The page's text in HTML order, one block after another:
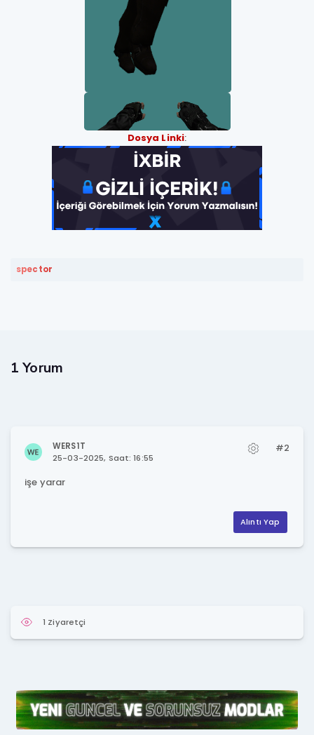
Dosya Linki:
spector
1 Yorum
WERS1T
25-03-2025, Saat: 16:55
#2
işe yarar
Alıntı Yap
1 Ziyaretçi